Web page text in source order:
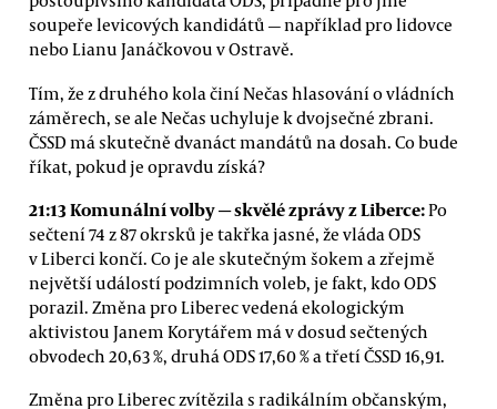
soupeře levicových kandidátů — například pro lidovce
nebo Lianu Janáčkovou v Ostravě.
Tím, že z druhého kola činí Nečas hlasování o vládních
záměrech, se ale Nečas uchyluje k dvojsečné zbrani.
ČSSD má skutečně dvanáct mandátů na dosah. Co bude
říkat, pokud je opravdu získá?
21:13 Komunálnívolby — skvělé zprávy z Liberce:Po
sečtení 74 z 87 okrsků je takřka jasné, že vláda ODS
v Liberci končí. Co je ale skutečným šokem a zřejmě
největší událostí podzimních voleb, je fakt, kdo ODS
porazil. Změna pro Liberec vedená ekologickým
aktivistou Janem Korytářem má v dosud sečtených
obvodech 20,63 %, druhá ODS 17,60 % a třetí ČSSD 16,91.
Změna pro Liberec zvítězila s radikálním občanským,